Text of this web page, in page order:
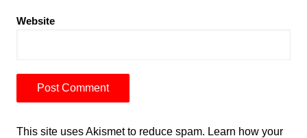
Website
This site uses Akismet to reduce spam. Learn how your